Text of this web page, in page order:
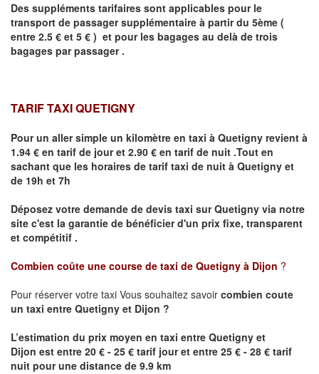
Des suppléments tarifaires sont applicables pour le
transport de passager supplémentaire à partir du 5ème (
entre 2.5 € et 5 € ) et pour les bagages au delà de trois
bagages par passager .
TARIF TAXI QUETIGNY
Pour un aller simple un kilomètre en taxi à Quetigny revient à
1.94 € en tarif de jour et 2.90 € en tarif de nuit .Tout en
sachant que les horaires de tarif taxi de nuit à Quetigny et
de 19h et 7h
Déposez votre demande de devis taxi surQuetigny via notre
site c'est la garantie de bénéficier d'un prix fixe, transparent
et compétitif .
Combien coûte une course de taxi de Quetigny à Dijon ?
Pour réserver votre taxi Vous souhaitez savoir combien coute
un taxi entre Quetigny et Dijon ?
L’estimation du prix moyen en taxi entre Quetigny et
Dijon est entre 20 € - 25 € tarif jour et entre 25 € - 28 € tarif
nuit pour une distance de 9.9 km